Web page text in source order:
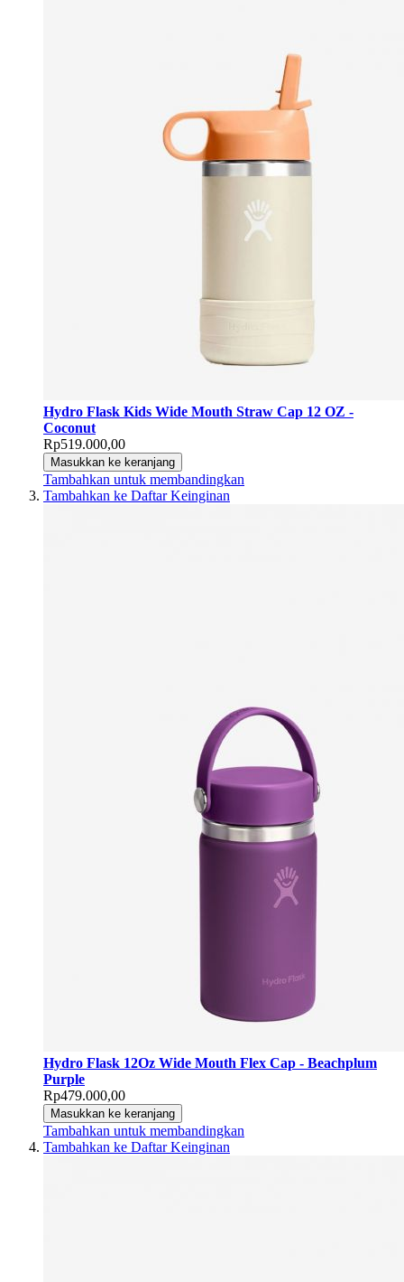
Hydro Flask Kids Wide Mouth Straw Cap 12 OZ -
Coconut
Rp519.000,00
Masukkan ke keranjang
Tambahkan untuk membandingkan
Tambahkan ke Daftar Keinginan
Hydro Flask 12Oz Wide Mouth Flex Cap - Beachplum
Purple
Rp479.000,00
Masukkan ke keranjang
Tambahkan untuk membandingkan
Tambahkan ke Daftar Keinginan